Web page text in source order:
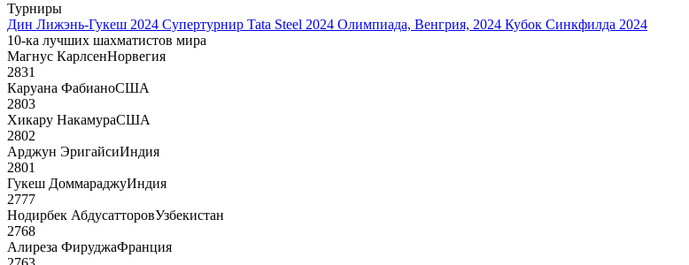
Турниры
Дин Лижэнь-Гукеш 2024 Супертурнир Tata Steel 2024 Олимпиада, Венгрия, 2024 Кубок Синкфилда 2024
10-ка лучших шахматистов мира
Магнус КарлсенНорвегия
2831
Каруана ФабианоСША
2803
Хикару НакамураСША
2802
Арджун ЭригайсиИндия
2801
Гукеш ДоммараджуИндия
2777
Нодирбек АбдусатторовУзбекистан
2768
Алиреза ФируджаФранция